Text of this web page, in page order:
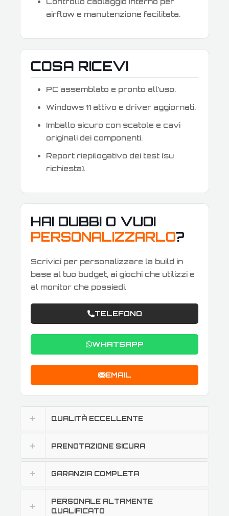
airflow e manutenzione facilitata.
COSA RICEVI
PC assemblato e pronto all’uso.
Windows 11 attivo e driver aggiornati.
Imballo sicuro con scatole e cavi
originali dei componenti.
Report riepilogativo dei test (su
richiesta).
HAI DUBBI O VUOI
PERSONALIZZARLO?
Scrivici per personalizzare la build in
base al tuo budget, ai giochi che utilizzi e
al monitor che possiedi.
TELEFONO
WHATSAPP
EMAIL
QUALITÀ ECCELLENTE
PRENOTAZIONE SICURA
GARANZIA COMPLETA
PERSONALE ALTAMENTE
QUALIFICATO